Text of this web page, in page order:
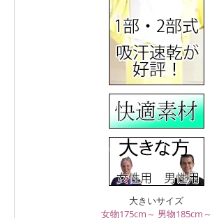
大きいサイズ
女物175cm～ 男物185cm～